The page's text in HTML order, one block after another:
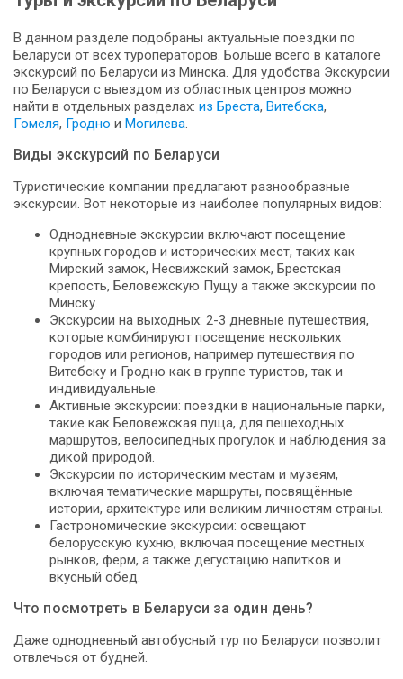
В данном разделе подобраны актуальные поездки по
Беларуси от всех туроператоров. Больше всего в каталоге
экскурсий по Беларуси из Минска. Для удобства Экскурсии
по Беларуси с выездом из областных центров можно
найти в отдельных разделах: из Бреста, Витебска,
Гомеля, Гродно и Могилева.
Виды экскурсий по Беларуси
Туристические компании предлагают разнообразные
экскурсии. Вот некоторые из наиболее популярных видов:
Однодневные экскурсии включают посещение
крупных городов и исторических мест, таких как
Мирский замок, Несвижский замок, Брестская
крепость, Беловежскую Пущу а также экскурсии по
Минску.
Экскурсии на выходных: 2-3 дневные путешествия,
которые комбинируют посещение нескольких
городов или регионов, например путешествия по
Витебску и Гродно как в группе туристов, так и
индивидуальные.
Активные экскурсии: поездки в национальные парки,
такие как Беловежская пуща, для пешеходных
маршрутов, велосипедных прогулок и наблюдения за
дикой природой.
Экскурсии по историческим местам и музеям,
включая тематические маршруты, посвящённые
истории, архитектуре или великим личностям страны.
Гастрономические экскурсии: освещают
белорусскую кухню, включая посещение местных
рынков, ферм, а также дегустацию напитков и
вкусный обед.
Что посмотреть в Беларуси за один день?
Даже однодневный автобусный тур по Беларуси позволит
отвлечься от будней.